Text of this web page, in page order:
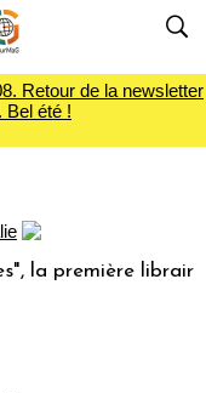
Retour de la newsletter
Bel été !
librairie du